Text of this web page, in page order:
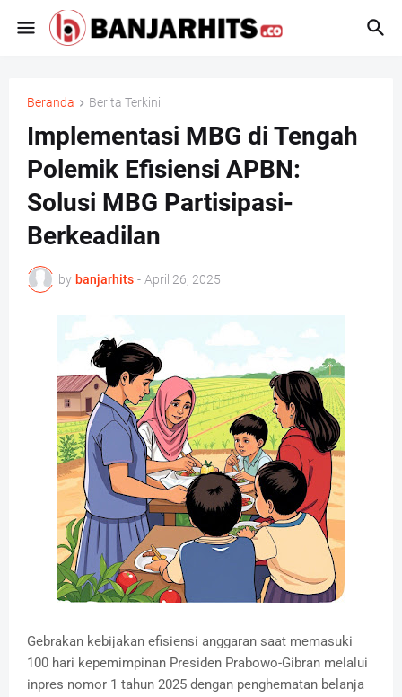
Beranda Berita Terkini
Implementasi MBG di Tengah
Polemik Efisiensi APBN:
Solusi MBG Partisipasi-
Berkeadilan
by banjarhits - April 26, 2025
Gebrakan kebijakan efisiensi anggaran saat memasuki
100 hari kepemimpinan Presiden Prabowo-Gibran melalui
inpres nomor 1 tahun 2025 dengan penghematan belanja